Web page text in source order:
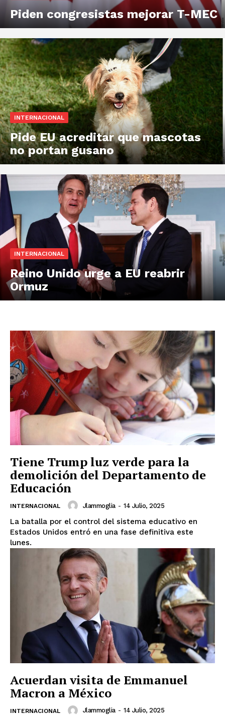
Piden congresistas mejorar T-MEC
INTERNACIONAL
Pide EU acreditar que mascotas
no portan gusano
INTERNACIONAL
Reino Unido urge a EU reabrir
Ormuz
Tiene Trump luz verde para la
demolición del Departamento de
Educación
INTERNACIONAL Jlammoglia - 14 Julio, 2025
La batalla por el control del sistema educativo en
Estados Unidos entró en una fase definitiva este
lunes.
Acuerdan visita de Emmanuel
Macron a México
INTERNACIONAL Jlammoglia - 14 Julio, 2025